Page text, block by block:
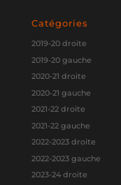
Catégories
2019-20 droite
2019-20 gauche
2020-21 droite
2020-21 gauche
2021-22 droite
2021-22 gauche
2022-2023 droite
2022-2023 gauche
2023-24 droite